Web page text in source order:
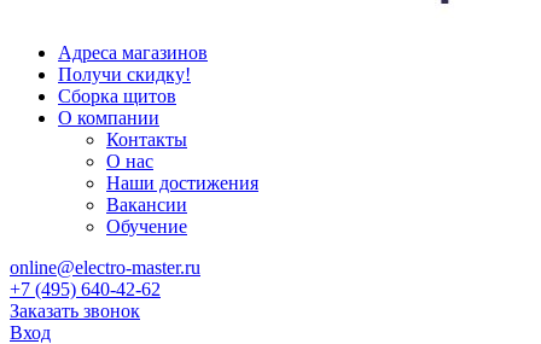
Адреса магазинов
Получи скидку!
Сборка щитов
О компании
Контакты
О нас
Наши достижения
Вакансии
Обучение
online@electro-master.ru
+7 (495) 640-42-62
Заказать звонок
Вход